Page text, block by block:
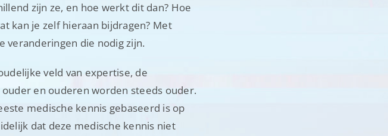
zijn ze, en hoe werkt dit dan? Hoe
kan je zelf hieraan bijdragen? Met
veranderingen die nodig zijn.
veld van expertise, de
en ouderen worden steeds ouder.
medische kennis gebaseerd is op
dat deze medische kennis niet